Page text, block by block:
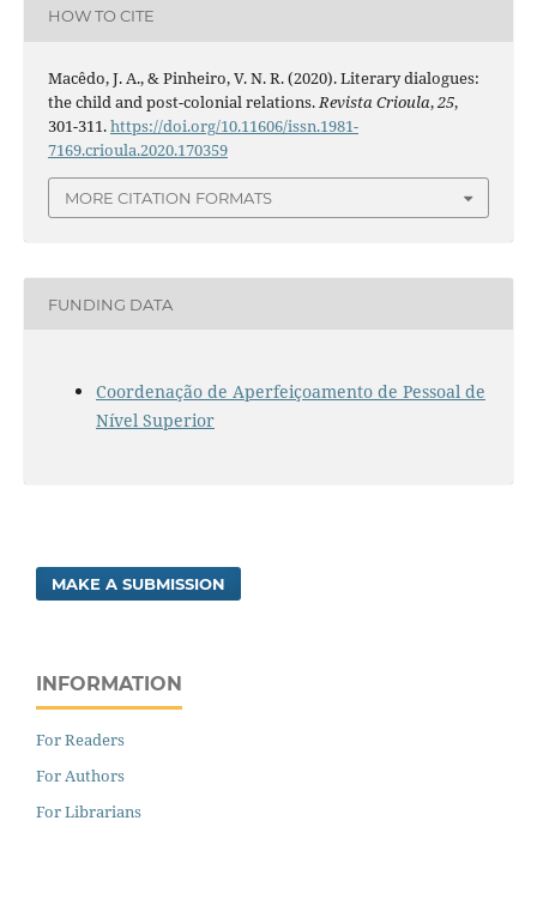
HOW TO CITE
Macêdo, J. A., & Pinheiro, V. N. R. (2020). Literary dialogues:
the child and post-colonial relations.Revista Crioula,25,
301-311.https://doi.org/10.11606/issn.1981-
7169.crioula.2020.170359
MORE CITATION FORMATS
FUNDING DATA
Coordenação de Aperfeiçoamento de Pessoal de
Nível Superior
MAKE A SUBMISSION
INFORMATION
For Readers
For Authors
For Librarians